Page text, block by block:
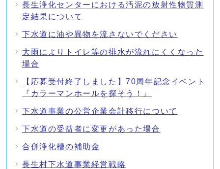
長生浄化センターにおける汚泥の放射性物質測
定結果について
下水道に油や異物を流さないでください
大雨によりトイレ等の排水が流れにくくなった
場合
【応募受付終了しました】70周年記念イベント
『カラーマンホールを探そう！』
下水道事業の公営企業会計移行について
下水道の受益者に変更があった場合
合併浄化槽の補助金
長生村下水道事業経営戦略